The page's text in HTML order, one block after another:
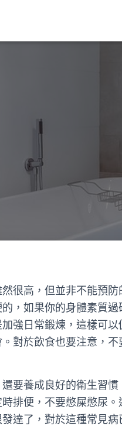
很高，但並非不能預
，如果你的身體素質
強日常鍛煉，這樣可
對於飲食也要注意，
要養成良好的衛生習
排便，不要憋屎憋尿
發達了，對於這種常見